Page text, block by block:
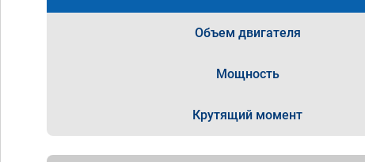
Объем двигателя
Мощность
Крутящий момент